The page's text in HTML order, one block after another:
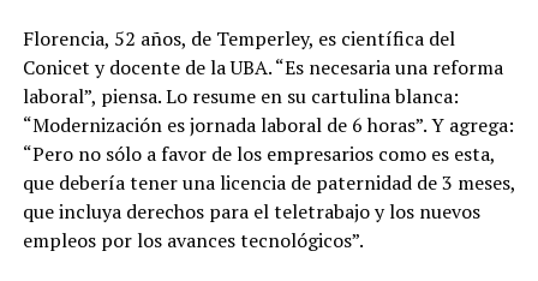
Florencia, 52 años, de Temperley, es científica del
Conicet y docente de la UBA. “Es necesaria una reforma
laboral”, piensa. Lo resume en su cartulina blanca:
“Modernización es jornada laboral de 6 horas”. Y agrega:
“Pero no sólo a favor de los empresarios como es esta,
que debería tener una licencia de paternidad de 3 meses,
que incluya derechos para el teletrabajo y los nuevos
empleos por los avances tecnológicos”.